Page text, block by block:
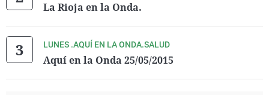
La Rioja en la Onda.
LUNES .AQUÍ EN LA ONDA.SALUD
Aquí en la Onda 25/05/2015